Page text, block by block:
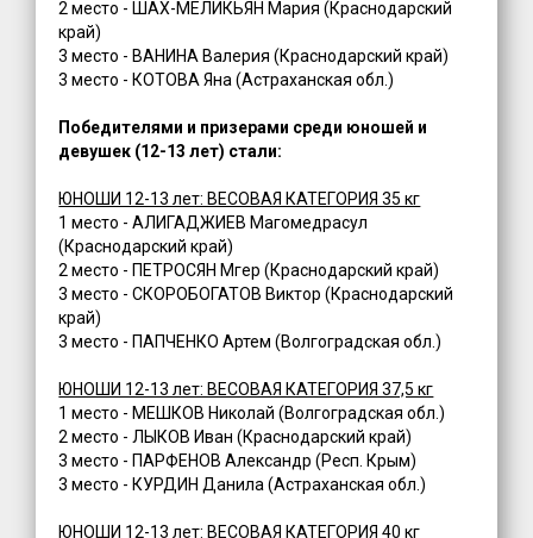
2 место - ШАХ-МЕЛИКЬЯН Мария (Краснодарский
край)
3 место - ВАНИНА Валерия (Краснодарский край)
3 место - КОТОВА Яна (Астраханская обл.)
Победителями и призерами среди юношей и
девушек (12-13 лет) стали:
ЮНОШИ 12-13 лет: ВЕСОВАЯ КАТЕГОРИЯ 35 кг
1 место - АЛИГАДЖИЕВ Магомедрасул
(Краснодарский край)
2 место - ПЕТРОСЯН Мгер (Краснодарский край)
3 место - СКОРОБОГАТОВ Виктор (Краснодарский
край)
3 место - ПАПЧЕНКО Артем (Волгоградская обл.)
ЮНОШИ 12-13 лет: ВЕСОВАЯ КАТЕГОРИЯ 37,5 кг
1 место - МЕШКОВ Николай (Волгоградская обл.)
2 место - ЛЫКОВ Иван (Краснодарский край)
3 место - ПАРФЕНОВ Александр (Респ. Крым)
3 место - КУРДИН Данила (Астраханская обл.)
ЮНОШИ 12-13 лет: ВЕСОВАЯ КАТЕГОРИЯ 40 кг